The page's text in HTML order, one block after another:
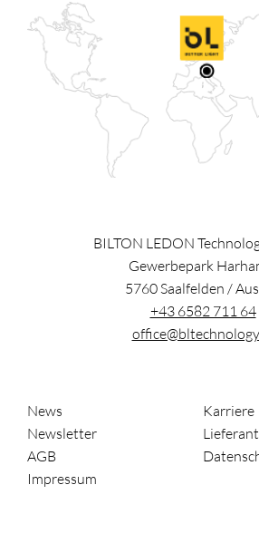
BILTON LEDON
Gewerbepark
5760Saalfelden /
+43 6582 711 64
News
Karriere
Newsletter
AGB
Impressum